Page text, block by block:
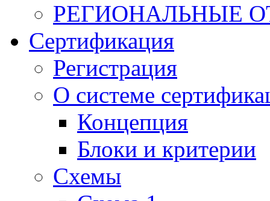
РЕГИОНАЛЬНЫЕ
Сертификация
Регистрация
О системе
Концепция
Блоки и критерии
Схемы